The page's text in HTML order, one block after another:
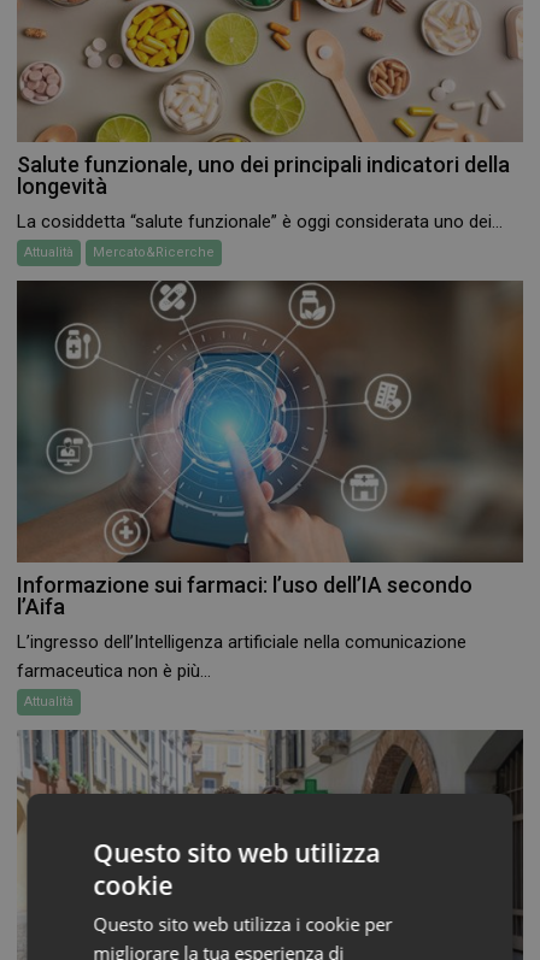
Salute funzionale, uno dei principali indicatori della
longevità
La cosiddetta “salute funzionale” è oggi considerata uno dei...
Attualità Mercato&Ricerche
Informazione sui farmaci: l’uso dell’IA secondo
l’Aifa
L’ingresso dell’Intelligenza artificiale nella comunicazione
farmaceutica non è più...
Attualità
Questo sito web utilizza
cookie
Questo sito web utilizza i cookie per
migliorare la tua esperienza di